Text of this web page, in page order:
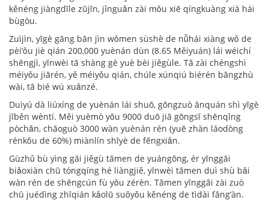
kěnéng jiàngdīle zūjīn, jǐnguǎn zài mǒu xiē qíngkuàng xià hái
bùgòu.
Zuìjìn, yīgè gāng bān jìn wǒmen sùshè de nǚhái xiàng wǒ de
pèi’ǒu jiè qián 200,000 yuènán dùn (8.65 Měiyuán) lái wéichí
shēngjì, yīnwèi tā shàng gè yuè bèi jiěgùle. Tā zài chéngshì
méiyǒu jiārén, yě méiyǒu qián, chúle xúnqiú biérén bāngzhù
wài, tā bié wú xuǎnzé.
Duìyú dà liúxíng de yuènán lái shuō, gōngzuò ānquán shì yīgè
jīběn wèntí. Měi yuèmò yǒu 9000 duō jiā gōngsī shēnqǐng
pòchǎn, chāoguò 3000 wàn yuènán rén (yuē zhàn láodòng
rénkǒu de 60%) miànlín shīyè de fēngxiǎn.
Gùzhǔ bù yìng gāi jiěgù tāmen de yuángōng, ér yīnggāi
biǎoxiàn chū tóngqíng hé liàngjiě, yīnwèi tāmen duì shù bǎi
wàn rén de shēngcún fù yǒu zérèn. Tāmen yīnggāi zài zuò
chū juédìng zhīqián kǎolǜ suǒyǒu kěnéng de tìdài fāng’àn.